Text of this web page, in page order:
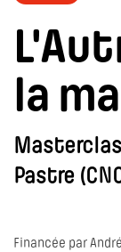
la
Pastre
Financée par